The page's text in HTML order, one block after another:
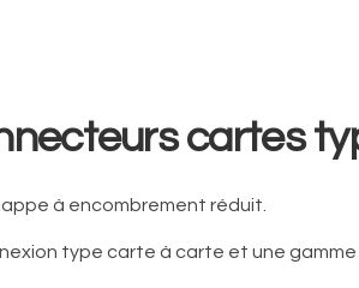
cartes
à encombrement réduit.
type carte à carte et une